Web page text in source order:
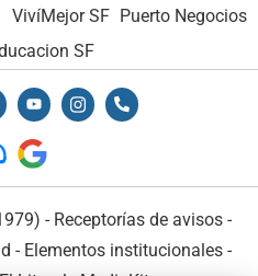
VivíMejor SF Puerto Negocios
SF
- Receptorías de avisos -
- Elementos institucionales-